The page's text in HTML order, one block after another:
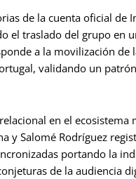
de la cuenta oficial de
el traslado del grupo en
a la movilización de
validando un
en el ecosistema
y Salomé Rodríguez
portando la
de la audiencia